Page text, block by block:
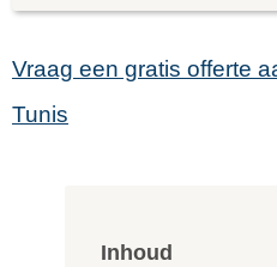
Vraag een gratis offerte
Tunis
Inhoud